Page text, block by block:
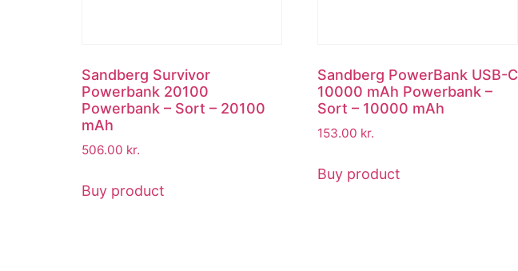
Sandberg Survivor
Powerbank 20100
Powerbank – Sort – 20100
mAh
506.00 kr.
Buy product
Sandberg PowerBank USB-C
10000 mAh Powerbank –
Sort – 10000 mAh
153.00 kr.
Buy product